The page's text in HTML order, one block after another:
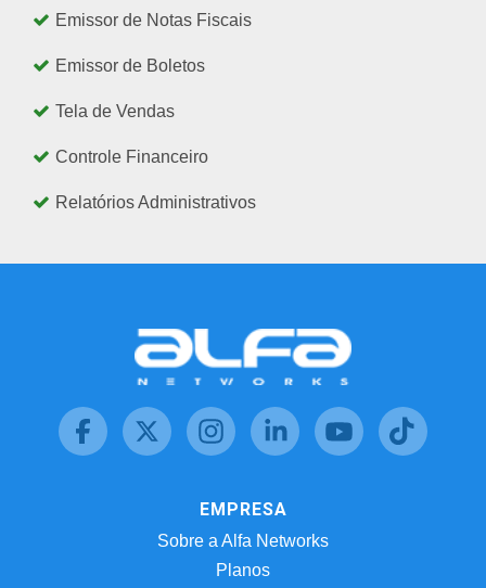
Emissor de Notas Fiscais
Emissor de Boletos
Tela de Vendas
Controle Financeiro
Relatórios Administrativos
EMPRESA
Sobre a Alfa Networks
Planos